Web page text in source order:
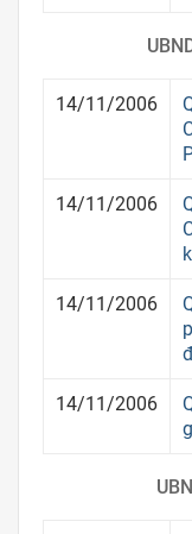
14/11/2006
14/11/2006
14/11/2006
14/11/2006